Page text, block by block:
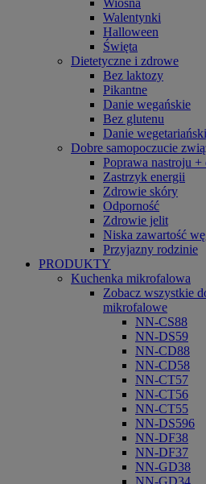
Wiosna
Walentynki
Halloween
Święta
Dietetyczne i zdrowe
Bez laktozy
Pikantne
Danie wegańskie
Bez glutenu
Danie
Dobre samopoczucie
Poprawa nastroju +
Zastrzyk energii
Zdrowie skóry
Odporność
Zdrowie jelit
Niska zawartość
Przyjazny rodzinie
PRODUKTY
Kuchenka mikrofalowa
Zobacz wszystkie
mikrofalowe
NN-CS88
NN-DS59
NN-CD88
NN-CD58
NN-CT57
NN-CT56
NN-CT55
NN-DS596
NN-DF38
NN-DF37
NN-GD38
NN-GD34